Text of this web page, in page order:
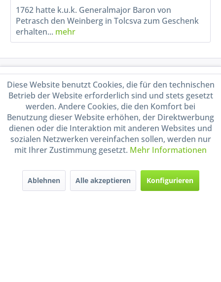
1762 hatte k.u.k. Generalmajor Baron von
Petrasch den Weinberg in Tolcsva zum Geschenk
erhalten... mehr
Shop Service
Informationen
Handel mit BIO-Weinen
durch DE-ÖKO-009
Diese Website benutzt Cookies, die für den technischen
Betrieb der Website erforderlich sind und stets gesetzt
werden. Andere Cookies, die den Komfort bei
Benutzung dieser Website erhöhen, der Direktwerbung
dienen oder die Interaktion mit anderen Websites und
sozialen Netzwerken vereinfachen sollen, werden nur
mit Ihrer Zustimmung gesetzt. Mehr Informationen
Ablehnen Alle akzeptieren Konfigurieren